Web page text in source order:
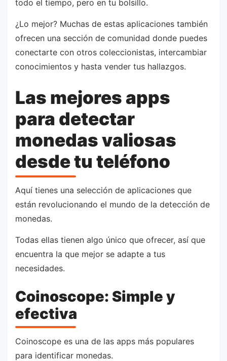
todo el tiempo, pero en tu bolsillo.
¿Lo mejor? Muchas de estas aplicaciones también
ofrecen una sección de comunidad donde puedes
conectarte con otros coleccionistas, intercambiar
conocimientos y hasta vender tus hallazgos.
Las mejores apps
para detectar
monedas valiosas
desde tu teléfono
Aquí tienes una selección de aplicaciones que
están revolucionando el mundo de la detección de
monedas.
Todas ellas tienen algo único que ofrecer, así que
encuentra la que mejor se adapte a tus
necesidades.
Coinoscope: Simple y
efectiva
Coinoscope es una de las apps más populares
para identificar monedas.